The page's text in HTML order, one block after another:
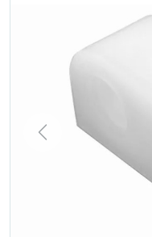
Previous